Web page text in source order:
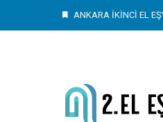
ANKARA İKİNCİ EL